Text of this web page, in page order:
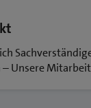
– Unsere